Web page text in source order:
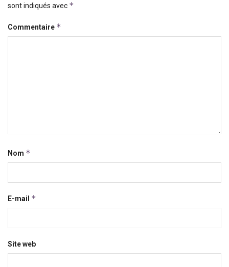
sont indiqués avec *
Commentaire *
Nom *
E-mail *
Site web